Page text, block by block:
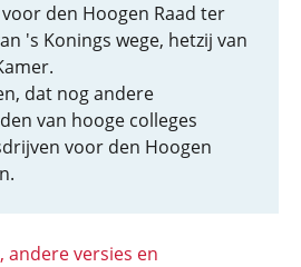
den Hoogen Raad ter
's Konings wege, hetzij van
dat nog andere
van hooge colleges
voor den Hoogen
andere versies en